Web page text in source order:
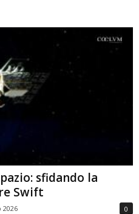
sfidando la
Swift
2026 0